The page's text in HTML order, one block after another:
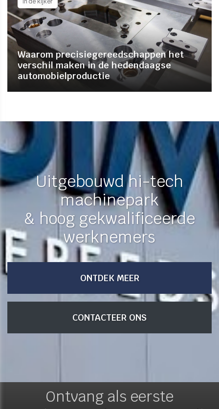
Waarom precisiegereedschappen het
verschil maken in de hedendaagse
automobielproductie
Uitgebouwd hi-tech
machinepark
& hoog gekwalificeerde
werknemers
ONTDEK MEER
CONTACTEER ONS
Ontvang als eerste